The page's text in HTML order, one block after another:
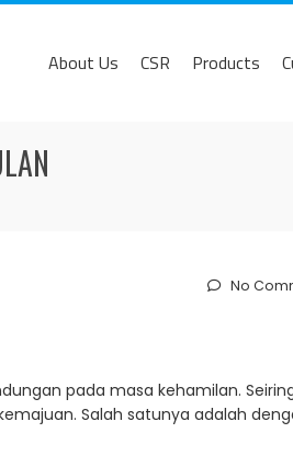
About Us CSR Products
No
pada masa kehamilan.
Salah satunya adalah